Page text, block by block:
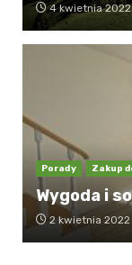
4 kwietnia 2022
Porady Zakup
Wygoda i
2 kwietnia 2022